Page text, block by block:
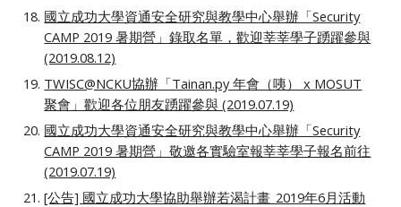
國立成功大學資通安全研究與教學中心舉辦「Security
CAMP 2019 暑期營」錄取名單，歡迎莘莘學子踴躍參與
(2019.08.12)
TWISC@NCKU協辦「Tainan.py 年會（咦） x MOSUT
聚會」歡迎各位朋友踴躍參與 (2019.07.19)
國立成功大學資通安全研究與教學中心舉辦「Security
CAMP 2019 暑期營」敬邀各實驗室報莘莘學子報名前往
(2019.07.19)
[公告] 國立成功大學協助舉辦若渴計畫_2019年6月活動